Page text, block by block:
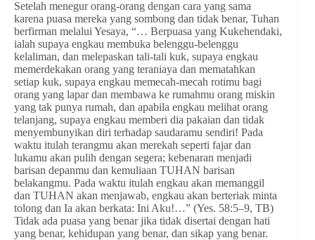
Setelah menegur orang-orang dengan cara yang sama
karena puasa mereka yang sombong dan tidak benar, Tuhan
berfirman melalui Yesaya, “… Berpuasa yang Kukehendaki,
ialah supaya engkau membuka belenggu-belenggu
kelaliman, dan melepaskan tali-tali kuk, supaya engkau
memerdekakan orang yang teraniaya dan mematahkan
setiap kuk, supaya engkau memecah-mecah rotimu bagi
orang yang lapar dan membawa ke rumahmu orang miskin
yang tak punya rumah, dan apabila engkau melihat orang
telanjang, supaya engkau memberi dia pakaian dan tidak
menyembunyikan diri terhadap saudaramu sendiri! Pada
waktu itulah terangmu akan merekah seperti fajar dan
lukamu akan pulih dengan segera; kebenaran menjadi
barisan depanmu dan kemuliaan TUHAN barisan
belakangmu. Pada waktu itulah engkau akan memanggil
dan TUHAN akan menjawab, engkau akan berteriak minta
tolong dan Ia akan berkata: Ini Aku!…” (Yes. 58:5–9, TB)
Tidak ada puasa yang benar jika tidak disertai dengan hati
yang benar, kehidupan yang benar, dan sikap yang benar.